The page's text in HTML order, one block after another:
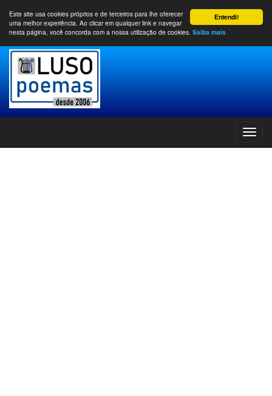
Entendi!
Este site usa cookies próprios e de terceiros para lhe oferecer
uma melhor experiência. Ao clicar em qualquer link e navegar
nesta página, você concorda com a nossa utilização de cookies. Saiba mais